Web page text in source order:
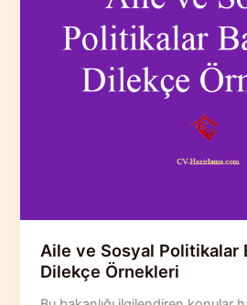
Aile ve Sosyal Politikalar
Dilekçe Örnekleri